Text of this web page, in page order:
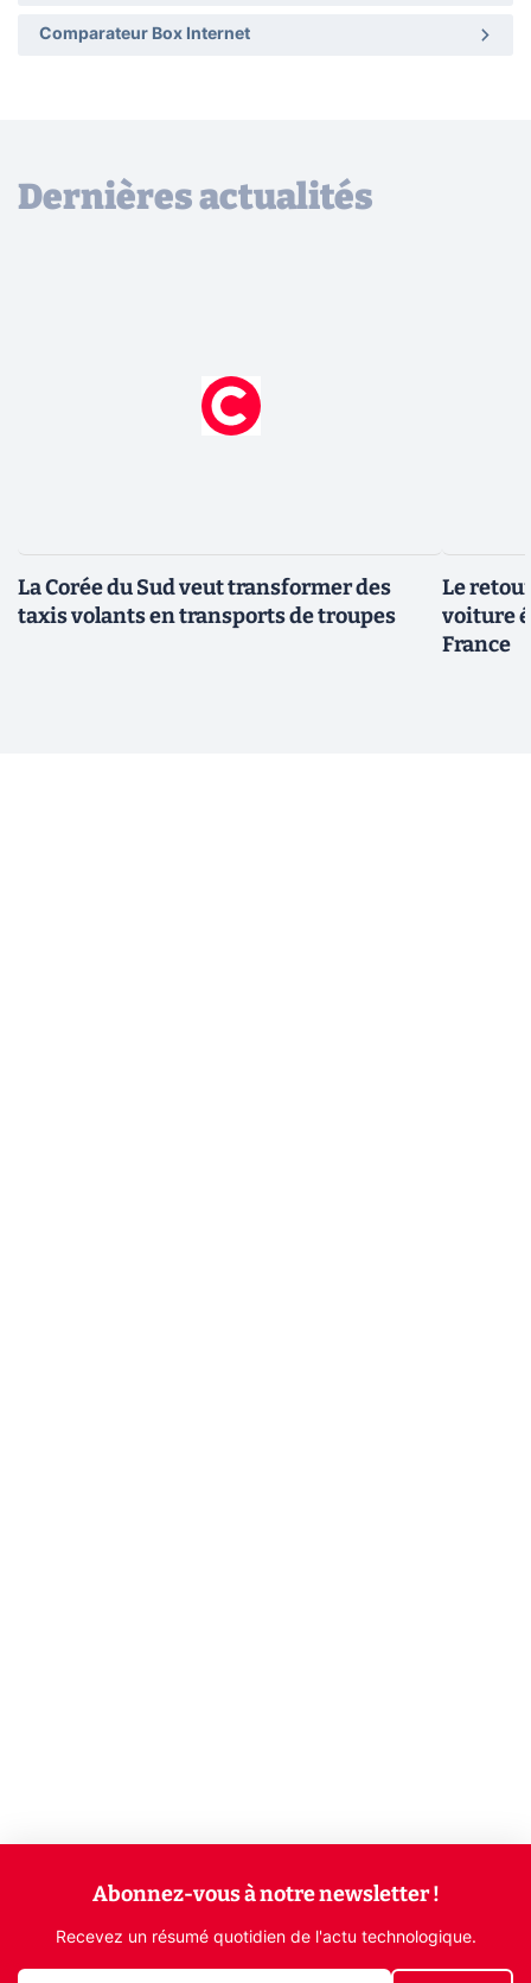
Comparateur Box Internet
Dernières actualités
La Corée du Sud veut transformer des
taxis volants en transports de troupes
Le
voiture
France
Abonnez-vous à notre newsletter !
Recevez un résumé quotidien de l'actu technologique.